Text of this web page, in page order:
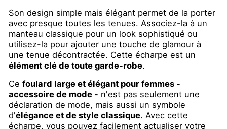
Son design simple mais élégant permet de la porter
avec presque toutes les tenues. Associez-la à un
manteau classique pour un look sophistiqué ou
utilisez-la pour ajouter une touche de glamour à
une tenue décontractée. Cette écharpe est un
élément clé de toute garde-robe.
Ce foulard large et élégant pour femmes -
accessoire de mode - n'est pas seulement une
déclaration de mode, mais aussi un symbole
d'élégance et de style classique. Avec cette
écharpe, vous pouvez facilement actualiser votre